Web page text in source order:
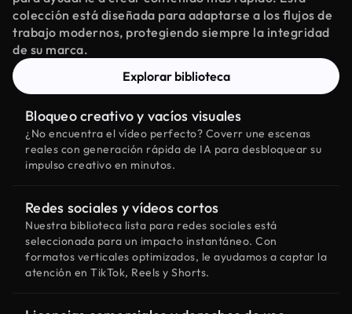
colección está diseñada para adaptarse a los flujos de
trabajo modernos, protegiendo siempre la integridad
de su marca.
Explorar biblioteca
Bloqueo creativo y vacíos visuales
¿No encuentra el vídeo perfecto? Coverr une escenas
reales con generación rápida de IA para desbloquear su
impulso creativo en minutos.
Redes sociales y vídeos cortos
Nuestra biblioteca lista para redes sociales está
seleccionada para un impacto instantáneo. Con
formatos verticales optimizados, le ayudamos a captar la
atención en TikTok, Reels y Shorts.